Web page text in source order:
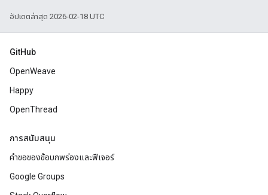
อัปเดตล่าสุด 2026-02-18 UTC
GitHub
OpenWeave
Happy
OpenThread
การสนับสนุน
คำขอของข้อบกพร่องและฟีเจอร์
Google Groups